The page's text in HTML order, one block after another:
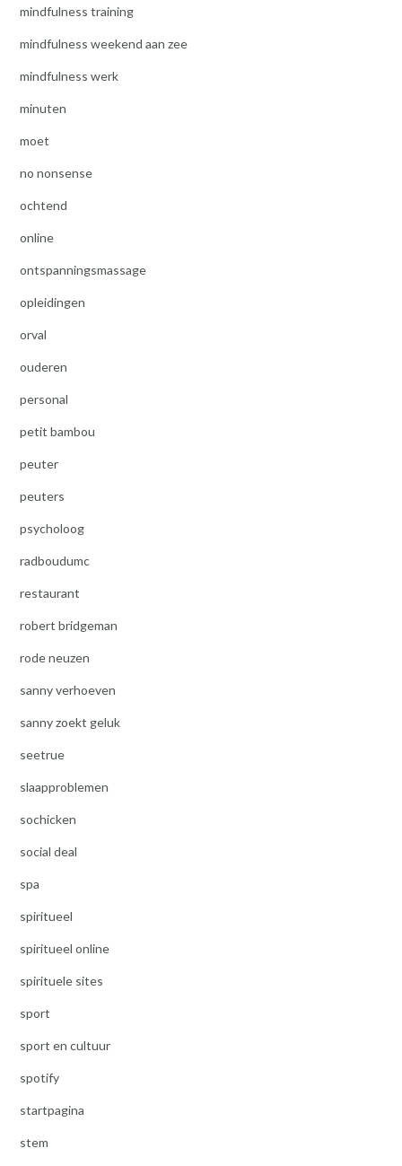
mindfulness training
mindfulness weekend aan zee
mindfulness werk
minuten
moet
no nonsense
ochtend
online
ontspanningsmassage
opleidingen
orval
ouderen
personal
petit bambou
peuter
peuters
psycholoog
radboudumc
restaurant
robert bridgeman
rode neuzen
sanny verhoeven
sanny zoekt geluk
seetrue
slaapproblemen
sochicken
social deal
spa
spiritueel
spiritueel online
spirituele sites
sport
sport en cultuur
spotify
startpagina
stem